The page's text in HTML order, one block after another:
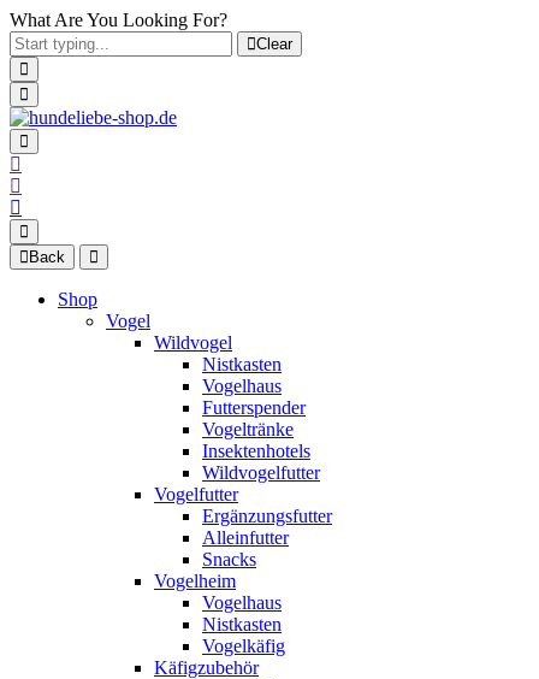
What Are You Looking For?
Clear
Back
Shop
Vogel
Wildvogel
Nistkasten
Vogelhaus
Futterspender
Vogeltränke
Insektenhotels
Wildvogelfutter
Vogelfutter
Ergänzungsfutter
Alleinfutter
Snacks
Vogelheim
Vogelhaus
Nistkasten
Vogelkäfig
Käfigzubehör